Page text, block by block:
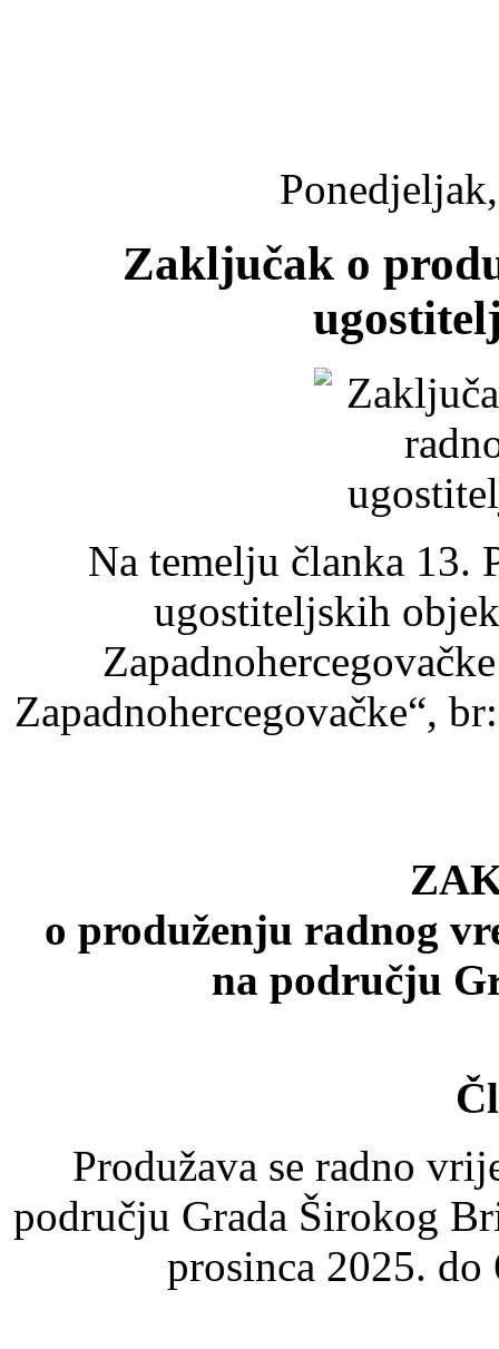
Zaključak o
Na temelju članka 13.
ugostiteljskih
Zapadnohercegovačke“,
o produženju radnog
na području
Produžava se radno
području Grada Širokog
prosinca 2025.